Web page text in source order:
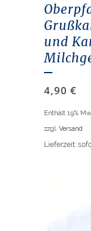
und
4,90 €
Enthält 19%
zzgl. Versand
Lieferzeit: